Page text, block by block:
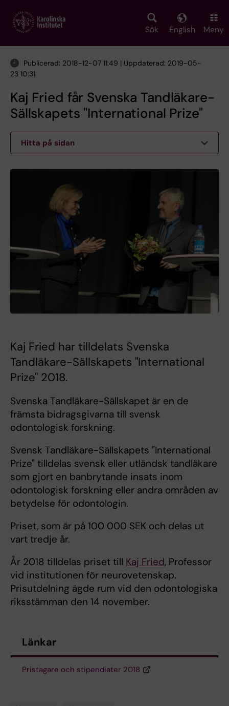
main
Sök English Meny
Publicerad: 2018-12-07 11:49 | Uppdaterad: 2019-05-
23 10:31
Kaj Fried får Svenska Tandläkare-
Sällskapets "International Prize"
Hitta på sidan
Kaj Fried har tilldelats Svenska
Tandläkare-Sällskapets "International
Prize" 2018.
Svenska Tandläkare-Sällskapet är en de
främsta bidragsgivarna till svensk
odontologisk forskning.
Svensk Tandläkare-Sällskapets "International
Prize" tilldelas svensk eller utländsk tandläkare
som gjort en banbrytande insats inom
odontologisk forskning eller andra områden av
betydelse för odontologin.
Priset, som är på 100 000 SEK och delas ut
vart tredje år.
År 2018 tilldelas priset till Kaj Fried, Professor
vid institutionen för neurovetenskap.
Prisutdelning ägde rum vid den odontologiska
riksstämman den 14 november.
Länkar
Pristagare och stipendiater 2018